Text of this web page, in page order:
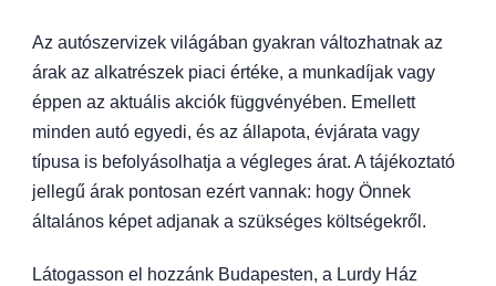
Az autószervizek világában gyakran változhatnak az
árak az alkatrészek piaci értéke, a munkadíjak vagy
éppen az aktuális akciók függvényében. Emellett
minden autó egyedi, és az állapota, évjárata vagy
típusa is befolyásolhatja a végleges árat. A tájékoztató
jellegű árak pontosan ezért vannak: hogy Önnek
általános képet adjanak a szükséges költségekről.
Látogasson el hozzánk Budapesten, a Lurdy Ház